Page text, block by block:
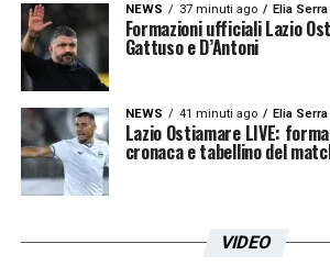
NEWS 37 minuti ago Elia Serra
Formazioni ufficiali Lazio
Gattuso e D’Antoni
NEWS 41 minuti ago Elia Serra
Lazio Ostiamare LIVE:
cronaca e tabellino del
VIDEO